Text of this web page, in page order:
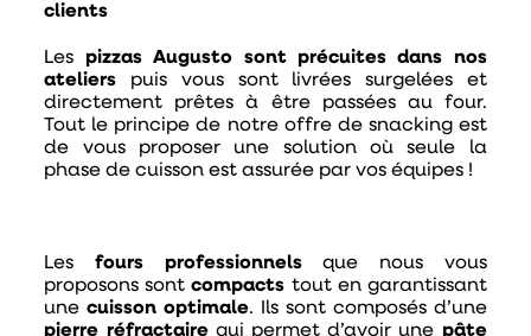
clients
Les pizzas Augusto sont précuites dans nos
ateliers puis vous sont livrées surgelées et
directement prêtes à être passées au four.
Tout le principe de notre offre de snacking est
de vous proposer une solution où seule la
phase de cuisson est assurée par vos équipes !
Lesfours professionnelsque nous vous
proposons sontcompacts tout en garantissant
unecuisson optimale. Ils sont composés d’une
pierre réfractairequi permet d’avoir une pâte